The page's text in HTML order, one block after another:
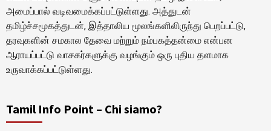
அமைப்பால் வடிவமைக்கப்பட்டுள்ளது. அத்துடன்
தமிழ்ச்சமூகத்துடன், இத்தாலிய மூலங்களிலிருந்து பெறப்பட்டு,
தரவுகளின் சமகால தேவை மற்றும் நம்பகத்தன்மை என்பன
ஆராயப்பட்டு வாசகர்களுக்கு வழங்கும் ஒரு புதிய தளமாக
உருவாக்கப்பட்டுள்ளது.
Tamil Info Point – Chi siamo?